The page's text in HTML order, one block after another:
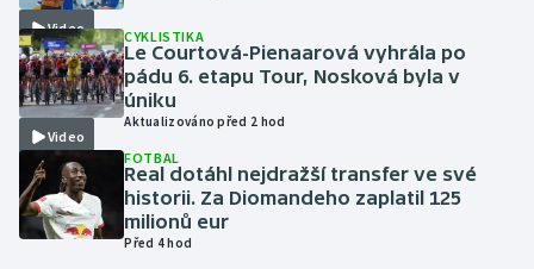
Lezení
Lyže a snowboard
Moderní pětiboj
Motorsport
Olympijské hry
Video
Video
CYKLISTIKA
Le Courtová-Pienaarová vyhrála po
pádu 6. etapu Tour, Nosková byla v
úniku
Aktualizováno před 2 hod
FOTBAL
Real dotáhl nejdražší transfer ve své
historii. Za Diomandeho zaplatil 125
milionů eur
Před 4 hod